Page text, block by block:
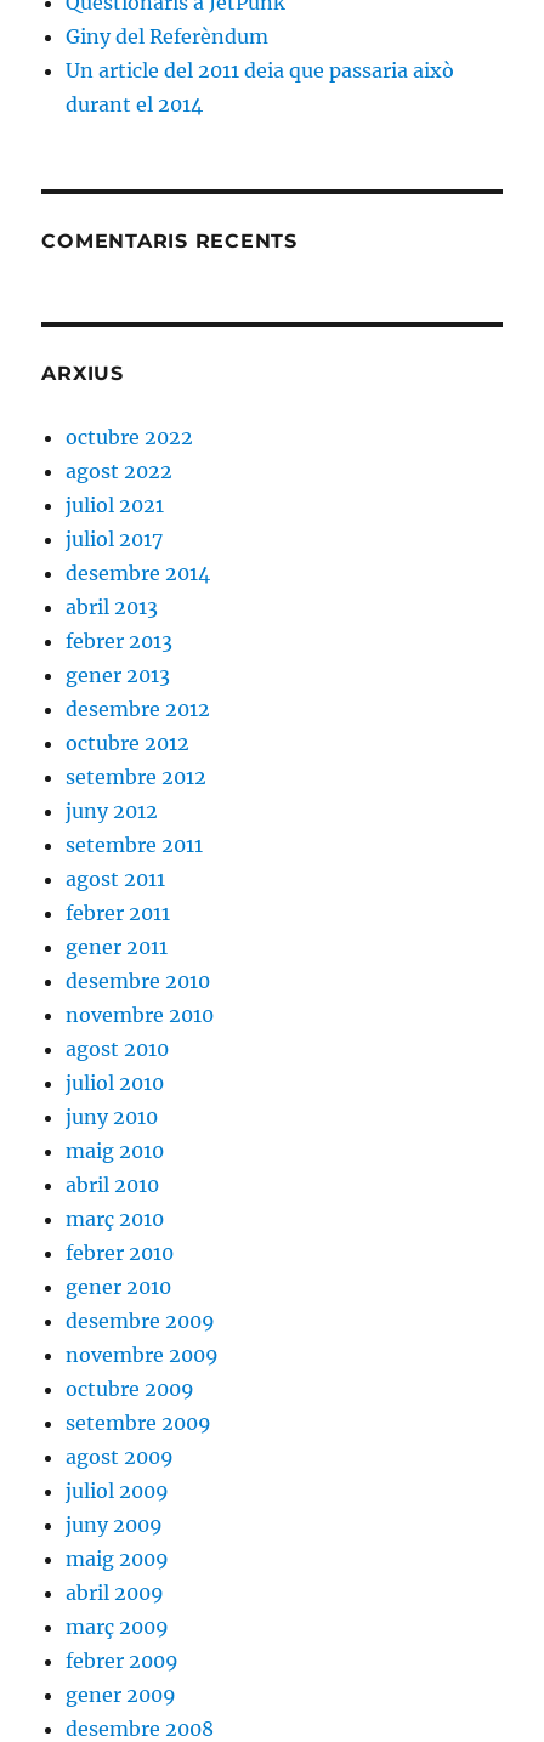
Giny del Referèndum
Un article del 2011 deia que passaria això
durant el 2014
COMENTARIS RECENTS
ARXIUS
octubre 2022
agost 2022
juliol 2021
juliol 2017
desembre 2014
abril 2013
febrer 2013
gener 2013
desembre 2012
octubre 2012
setembre 2012
juny 2012
setembre 2011
agost 2011
febrer 2011
gener 2011
desembre 2010
novembre 2010
agost 2010
juliol 2010
juny 2010
maig 2010
abril 2010
març 2010
febrer 2010
gener 2010
desembre 2009
novembre 2009
octubre 2009
setembre 2009
agost 2009
juliol 2009
juny 2009
maig 2009
abril 2009
març 2009
febrer 2009
gener 2009
desembre 2008